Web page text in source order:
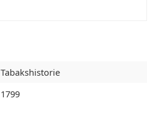
Tabakshistorie
1799